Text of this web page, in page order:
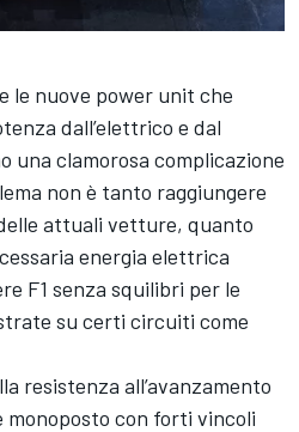
le nuove power unit che
dall’elettrico e dal
una clamorosa complicazione
non è tanto raggiungere
attuali vetture, quanto
energia elettrica
F1 senza squilibri per le
su certi circuiti come
resistenza all’avanzamento
con forti vincoli